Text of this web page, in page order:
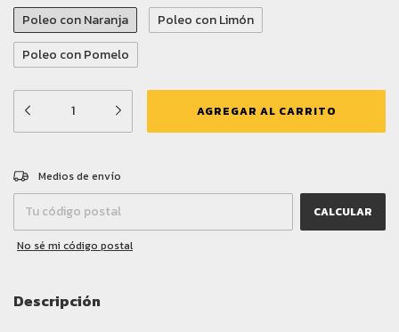
Poleo con Naranja
Poleo con Limón
Poleo con Pomelo
Entregas para el CP:
Medios de envío
CALCULAR
No sé mi código postal
Descripción